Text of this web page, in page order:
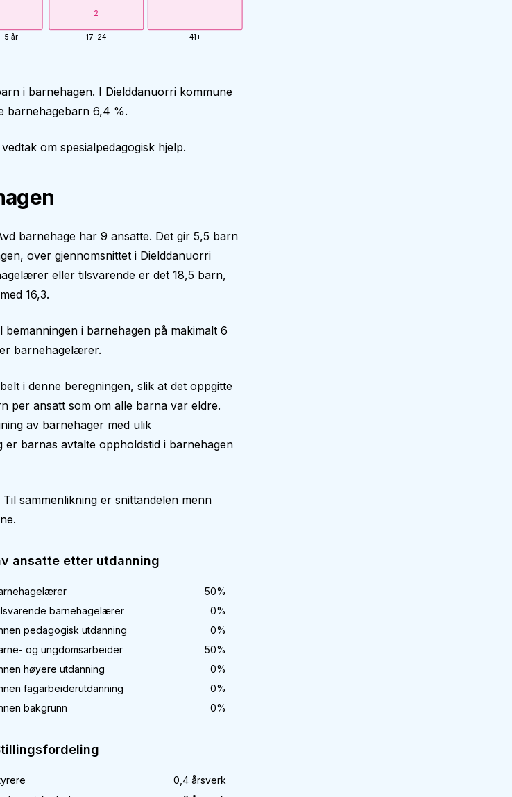
5 år
2
17-24 41+
i barnehagen. I Dielddanuorri kommune
barnehagebarn 6,4 %.
om spesialpedagogisk hjelp.
barnehage har 9 ansatte. Det gir 5,5 barn
over gjennomsnittet i Dielddanuorri
eller tilsvarende er det 18,5 barn,
16,3.
bemanningen i barnehagen på makimalt 6
barnehagelærer.
i denne beregningen, slik at det oppgitte
per ansatt som om alle barna var eldre.
av barnehager med ulik
er barnas avtalte oppholdstid i barnehagen
sammenlikning er snittandelen menn
ansatte etter utdanning
50%
barnehagelærer
0%
pedagogisk utdanning
0%
og ungdomsarbeider
50%
høyere utdanning
0%
fagarbeiderutdanning
0%
bakgrunn
0%
0,4 årsverk